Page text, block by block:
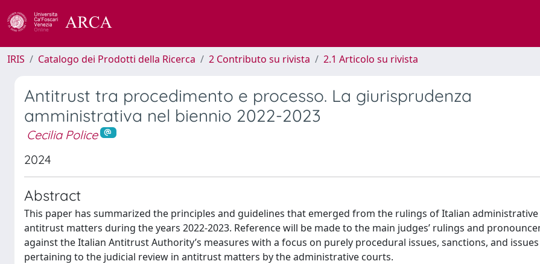
IRIS Catalogo dei Prodotti della Ricerca 2 Contributo su rivista 2.1 Articolo su rivista
Antitrust tra procedimento e processo. La giurisprudenza
amministrativa nel biennio 2022-2023
Cecilia Police
2024
Abstract
This paper has summarized the principles and guidelines that emerged from the rulings of Italian
antitrust matters during the years 2022-2023. Reference will be made to the main judges’ rulings and
against the Italian Antitrust Authority’s measures with a focus on purely procedural issues, sanctions, and issues
pertaining to the judicial review in antitrust matters by the administrative courts.